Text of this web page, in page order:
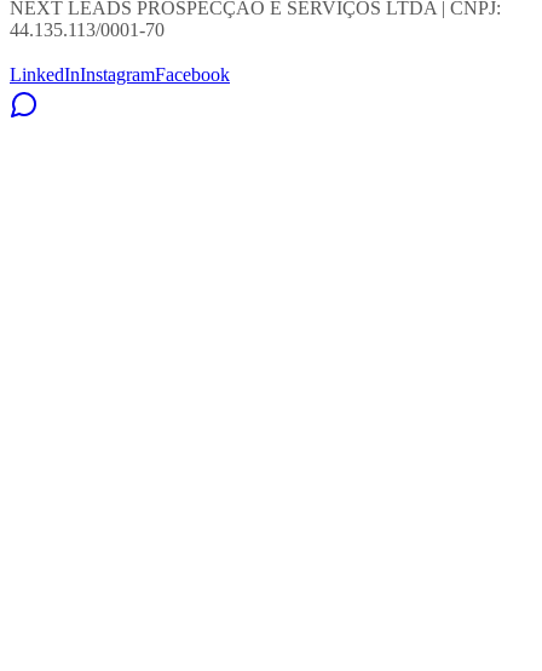
NEXT LEADS PROSPECÇÃO E SERVIÇOS LTDA | CNPJ:
44.135.113/0001-70
LinkedInInstagramFacebook